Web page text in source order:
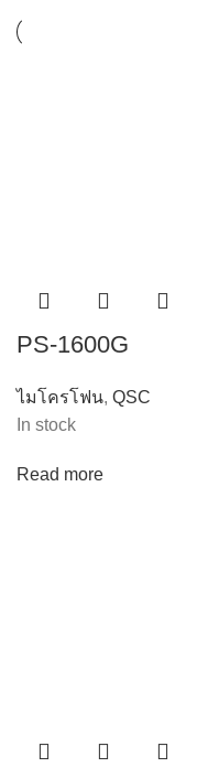
PS-1600G
ไมโครโฟน, QSC
In stock
Read more